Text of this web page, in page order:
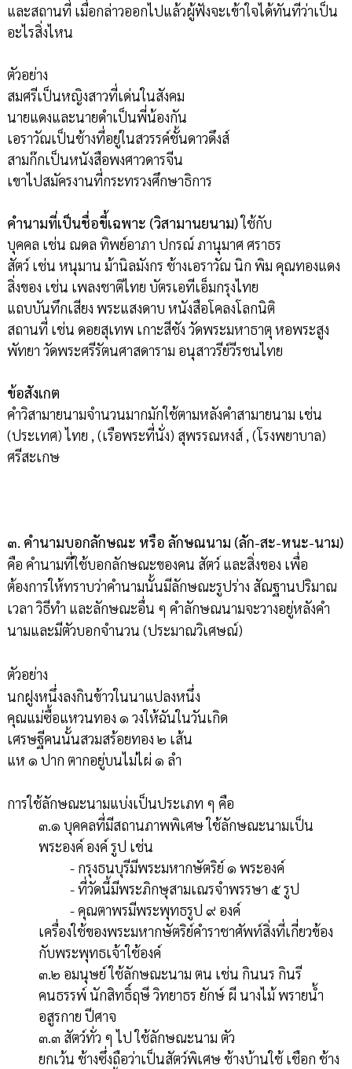
และสถานที่ เมื่อกล่าวออกไปแล้วผู้ฟังจะเข้าใจได้ทันทีว่าเป็น
อะไรสิ่งไหน
ตัวอย่าง
สมศรีเป็นหญิงสาวที่เด่นในสังคม
นายแดงและนายดำเป็นพี่น้องกัน
เอราวัณเป็นช้างที่อยู่ในสวรรค์ชั้นดาวดึงส์
สามก๊กเป็นหนังสือพงศาวดารจีน
เขาไปสมัครงานที่กระทรวงศึกษาธิการ
คำนามที่เป็นชื่อขี้เฉพาะ (วิสามานยนาม)ใช้กับ
บุคคล เช่น ณดล ทิพย์อาภา ปกรณ์ ภานุมาศ ศราธร
สัตว์ เช่น หนุมาน ม้านิลมังกร ช้างเอราวัณ นิก พิม คุณทองแดง
สิ่งของ เช่น เพลงชาติไทย บัตรเอทีเอ็มกรุงไทย
แถบบันทึกเสียง พระแสงดาบ หนังสือโคลงโลกนิติ
สถานที่ เช่น ดอยสุเทพ เกาะสีชัง วัดพระมหาธาตุ หอพระสูง
พัทยา วัดพระศรีรัตนศาสดาราม อนุสาวรีย์วีรชนไทย
ข้อสังเกต
คำวิสามายนามจำนวนมากมักใช้ตามหลังคำสามายนาม เช่น
(ประเทศ) ไทย , (เรือพระที่นั่ง) สุพรรณหงส์ , (โรงพยาบาล)
ศรีสะเกษ
๓. คำนามบอกลักษณะ หรือ ลักษณนาม (ลัก-สะ-หนะ-นาม)
คือ คำนามที่ใช้บอกลักษณะของคน สัตว์ และสิ่งของ เพื่อ
ต้องการให้ทราบว่าคำนามนั้นมีลักษณะรูปร่าง สัณฐานปริมาณ
เวลา วิธีทำ และลักษณะอื่น ๆ คำลักษณนามจะวางอยู่หลังคำ
นามและมีตัวบอกจำนวน (ประมาณวิเศษณ์)
ตัวอย่าง
นกฝูงหนึ่งลงกินข้าวในนาแปลงหนึ่ง
คุณแม่ซื้อแหวนทอง ๑ วงให้ฉันในวันเกิด
เศรษฐีคนนั้นสวมสร้อยทอง ๒ เส้น
แห ๑ ปาก ตากอยู่บนไม่ไผ่ ๑ ลำ
การใช้ลักษณะนามแบ่งเป็นประเภท ๆ คือ
๓.๑ บุคคลที่มีสถานภาพพิเศษ ใช้ลักษณะนามเป็น
พระองค์ องค์ รูป เช่น
- กรุงธนบุรีมีพระมหากษัตริย์ ๑ พระองค์
- ที่วัดนี้มีพระภิกษุสามเณรจำพรรษา ๕ รูป
- คุณตาพรมีพระพุทธรูป ๙ องค์
เครื่องใช้ของพระมหากษัตริย์คำราชาศัพท์สิ่งที่เกี่ยวข้อง
กับพระพุทธเจ้าใช้องค์
๓.๒ อมนุษย์ ใช้ลักษณะนาม ตน เช่น กินนร กินรี
คนธรรพ์ นักสิทธิ์ฤษี วิทยาธร ยักษ์ ผี นางไม้ พรายน้ำ
อสูรกาย ปีศาจ
๓.๓ สัตว์ทั่ว ๆ ไป ใช้ลักษณะนาม ตัว
ยกเว้น ช้างซึ่งถือว่าเป็นสัตว์พิเศษ ช้างบ้านใช้ เชือก ช้าง